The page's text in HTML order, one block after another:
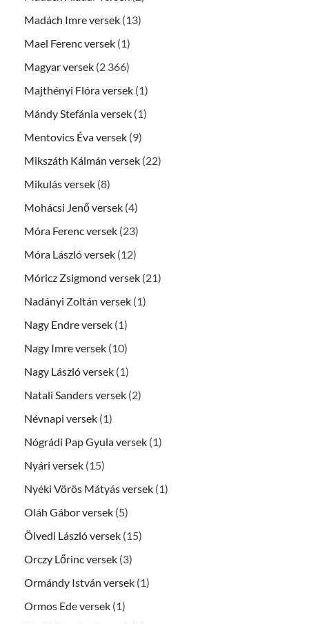
Madách Imre versek (13)
Mael Ferenc versek (1)
Magyar versek (2 366)
Majthényi Flóra versek (1)
Mándy Stefánia versek (1)
Mentovics Éva versek (9)
Mikszáth Kálmán versek (22)
Mikulás versek (8)
Mohácsi Jenő versek (4)
Móra Ferenc versek (23)
Móra László versek (12)
Móricz Zsigmond versek (21)
Nadányi Zoltán versek (1)
Nagy Endre versek (1)
Nagy Imre versek (10)
Nagy László versek (1)
Natali Sanders versek (2)
Névnapi versek (1)
Nógrádi Pap Gyula versek (1)
Nyári versek (15)
Nyéki Vörös Mátyás versek (1)
Oláh Gábor versek (5)
Ölvedi László versek (15)
Orczy Lőrinc versek (3)
Ormándy István versek (1)
Ormos Ede versek (1)